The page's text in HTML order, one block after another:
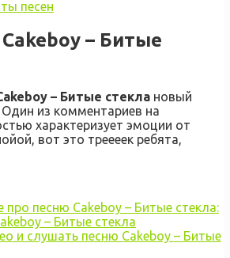
песен
– Битые
– Битые стекла новый
из комментариев на
характеризует эмоции от
вот это треееек ребята,
песню Cakeboy – Битые стекла:
– Битые стекла
и слушать песню Cakeboy – Битые